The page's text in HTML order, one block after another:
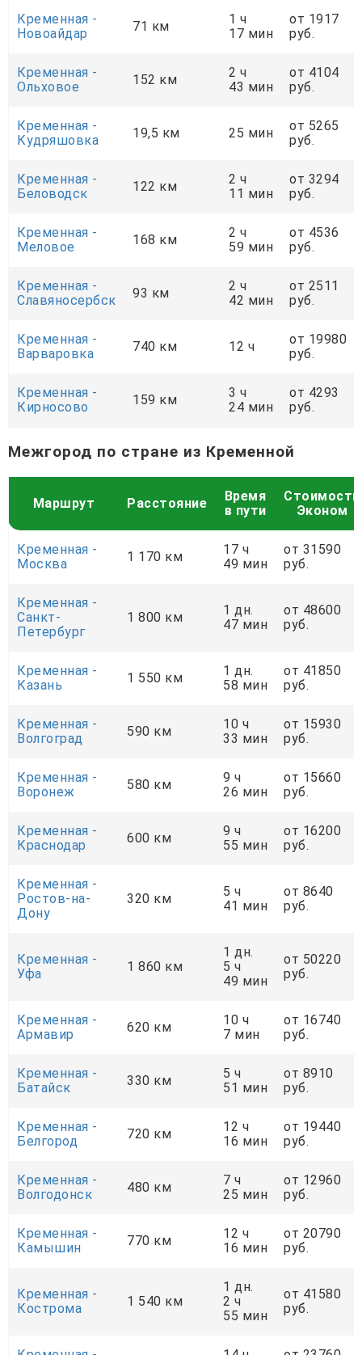
Кременная -
Новоайдар
71 км
1 ч
17 мин
от 1917
руб.
Кременная -
Ольховое
152 км
2 ч
43 мин
от 4104
руб.
Кременная -
Кудряшовка
19,5 км 25 мин
от 5265
руб.
Кременная -
Беловодск
122 км
2 ч
11 мин
от 3294
руб.
Кременная -
Меловое
168 км
2 ч
59 мин
от 4536
руб.
Кременная -
Славяносербск
93 км
2 ч
42 мин
от 2511
руб.
Кременная -
Варваровка
740 км 12 ч
от 19980
руб.
Кременная -
Кирносово
159 км
3 ч
24 мин
от 4293
руб.
Межгород по стране из Кременной
Маршрут Расстояние
Время
в пути
Стоимость
Эконом
Кременная -
Москва
1 170 км
17 ч
49 мин
от 31590
руб.
Кременная -
Санкт-
Петербург
1 800 км
1 дн.
47 мин
от 48600
руб.
Кременная -
Казань
1 550 км
1 дн.
58 мин
от 41850
руб.
Кременная -
Волгоград
590 км
10 ч
33 мин
от 15930
руб.
Кременная -
Воронеж
580 км
9 ч
26 мин
от 15660
руб.
Кременная -
Краснодар
600 км
9 ч
55 мин
от 16200
руб.
Кременная -
Ростов-на-
Дону
320 км
5 ч
41 мин
от 8640
руб.
Кременная -
Уфа
1 860 км
1 дн.
5 ч
49 мин
от 50220
руб.
Кременная -
Армавир
620 км
10 ч
7 мин
от 16740
руб.
Кременная -
Батайск
330 км
5 ч
51 мин
от 8910
руб.
Кременная -
Белгород
720 км
12 ч
16 мин
от 19440
руб.
Кременная -
Волгодонск
480 км
7 ч
25 мин
от 12960
руб.
Кременная -
Камышин
770 км
12 ч
16 мин
от 20790
руб.
Кременная -
Кострома
1 540 км
1 дн.
2 ч
55 мин
от 41580
руб.